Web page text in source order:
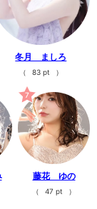
冬月 ましろ
（ 83 pt ）
7
藤花 ゆの
（ 47 pt ）